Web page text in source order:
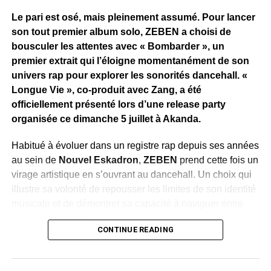
Le pari est osé, mais pleinement assumé. Pour lancer
son tout premier album solo, ZEBEN a choisi de
bousculer les attentes avec « Bombarder », un
premier extrait qui l’éloigne momentanément de son
univers rap pour explorer les sonorités dancehall. «
Longue Vie », co-produit avec Zang, a été
officiellement présenté lors d’une release party
organisée ce dimanche 5 juillet à Akanda.
Habitué à évoluer dans un registre rap depuis ses années
au sein de Nouvel Eskadron, ZEBEN prend cette fois un
virage artistique en s’ouvrant au dancehall. Un choix qui
illustre sa volonté de repousser les limites de son identité
plusieurs univers.
Bombarder »accompagne cette évolution avec une
CONTINUE READING